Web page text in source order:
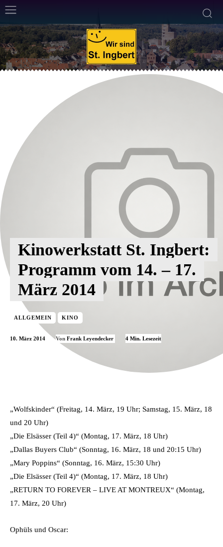
Kinowerkstatt St. Ingbert:
Programm vom 14. – 17.
März 2014
ALLGEMEIN KINO
10. März 2014 Von Frank Leyendecker 4 Min. Lesezeit
„Wolfskinder“ (Freitag, 14. März, 19 Uhr; Samstag, 15. März, 18
und 20 Uhr)
„Die Elsässer (Teil 4)“ (Montag, 17. März, 18 Uhr)
„Dallas Buyers Club“ (Sonntag, 16. März, 18 und 20:15 Uhr)
„Mary Poppins“ (Sonntag, 16. März, 15:30 Uhr)
„Die Elsässer (Teil 4)“ (Montag, 17. März, 18 Uhr)
„RETURN TO FOREVER – LIVE AT MONTREUX“ (Montag,
17. März, 20 Uhr)
Ophüls und Oscar: